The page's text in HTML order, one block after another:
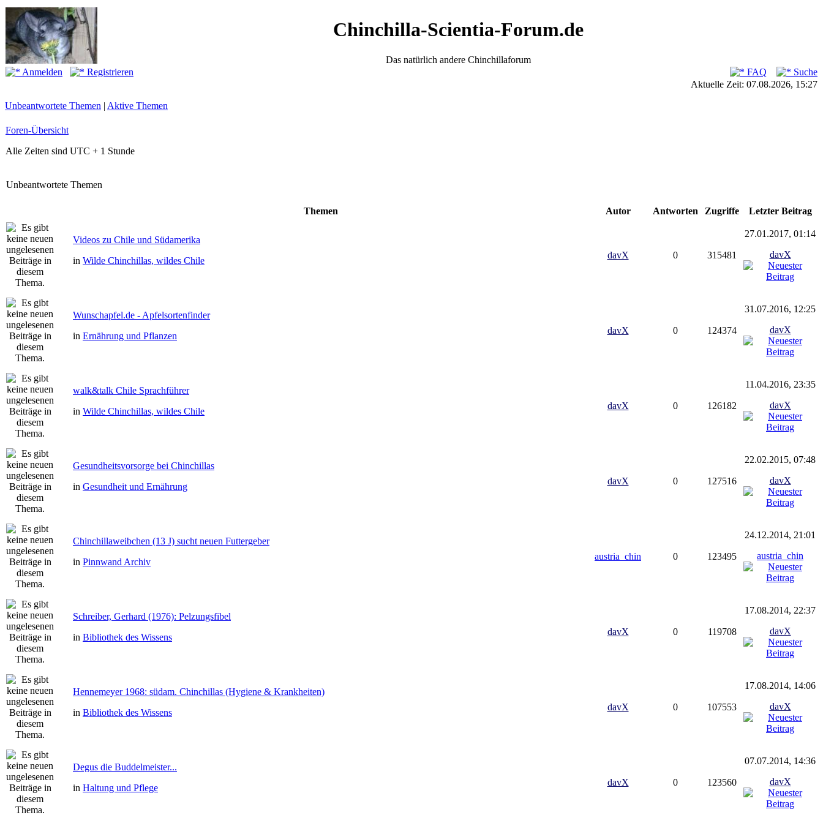
Chinchilla-Scientia-Forum.de
Das natürlich andere Chinchillaforum
Anmelden
Registrieren FAQ
Suche
Aktuelle Zeit: 07.08.2026, 15:27
Unbeantwortete Themen | Aktive Themen
Foren-Übersicht
Alle Zeiten sind UTC + 1 Stunde
Unbeantwortete Themen
Themen Autor Antworten Zugriffe Letzter Beitrag
Videos zu Chile und Südamerika
in Wilde Chinchillas, wildes Chile
davX 0 315481
27.01.2017, 01:14
davX
Wunschapfel.de - Apfelsortenfinder
in Ernährung und Pflanzen
davX 0 124374
31.07.2016, 12:25
davX
walk&talk Chile Sprachführer
in Wilde Chinchillas, wildes Chile
davX 0 126182
11.04.2016, 23:35
davX
Gesundheitsvorsorge bei Chinchillas
in Gesundheit und Ernährung
davX 0 127516
22.02.2015, 07:48
davX
Chinchillaweibchen (13 J) sucht neuen Futtergeber
in Pinnwand Archiv
austria_chin 0 123495
24.12.2014, 21:01
austria_chin
Schreiber, Gerhard (1976): Pelzungsfibel
in Bibliothek des Wissens
davX 0 119708
17.08.2014, 22:37
davX
Hennemeyer 1968: südam. Chinchillas (Hygiene & Krankheiten)
in Bibliothek des Wissens
davX 0 107553
17.08.2014, 14:06
davX
Degus die Buddelmeister...
in Haltung und Pflege
davX 0 123560
07.07.2014, 14:36
davX